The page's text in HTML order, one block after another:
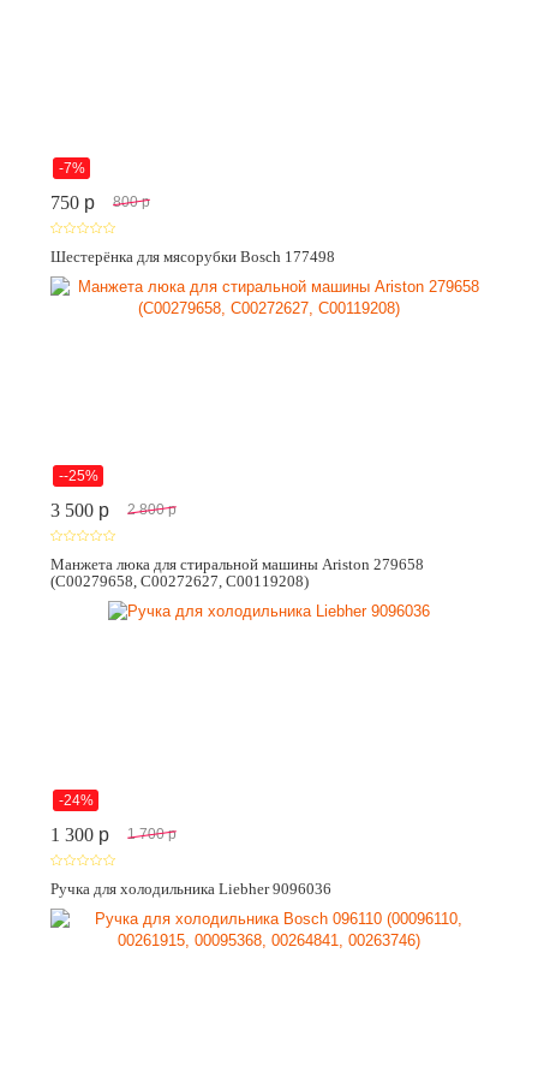
-7%
750 p 800 p
Шестерёнка для мясорубки Bosch 177498
--25%
3 500 p 2 800 p
Манжета люка для стиральной машины Ariston 279658
(C00279658, C00272627, C00119208)
-24%
1 300 p 1 700 p
Ручка для холодильника Liebher 9096036